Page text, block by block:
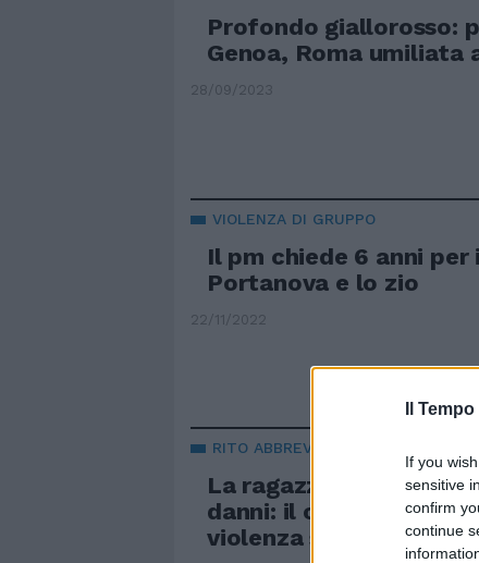
Il Tempo
If you
sensitive
confirm
continue
Profondo giallorosso:
Genoa, Roma umiliata
28/09/2023
VIOLENZA DI GRUPPO
Il pm chiede 6 anni
Portanova e lo zio
22/11/2022
RITO ABBREVIATO
La ragazza dice no al
danni: il calciatore va
violenza sessuale